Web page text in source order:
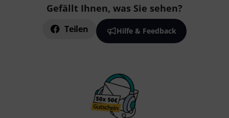
Gefällt Ihnen, was Sie sehen?
Teilen Hilfe & Feedback